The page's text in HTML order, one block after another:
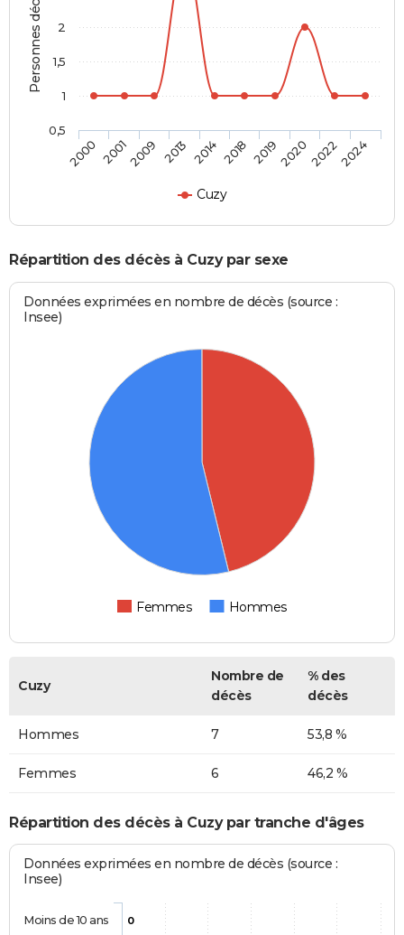
Personnes décédées
Cuzy
2000 20012009 2013 2014 2018 2019202020222024
0,5
1
1,5
2
Répartition des décès à Cuzy par sexe
Données exprimées en nombre de décès (source :
Insee)
Femmes Hommes
Cuzy
Nombre de
décès
% des
décès
Hommes 7 53,8 %
Femmes 6 46,2 %
Répartition des décès à Cuzy par tranche d'âges
Données exprimées en nombre de décès (source :
Insee)
0
Moins de 10 ans